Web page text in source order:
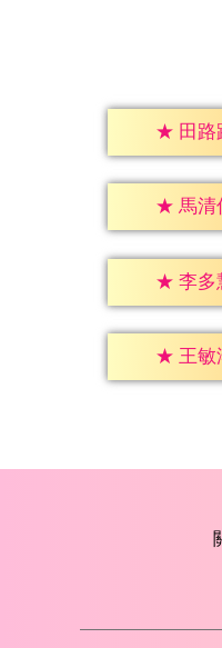
★ 田路
★ 馬清
★ 李多
★ 王敏